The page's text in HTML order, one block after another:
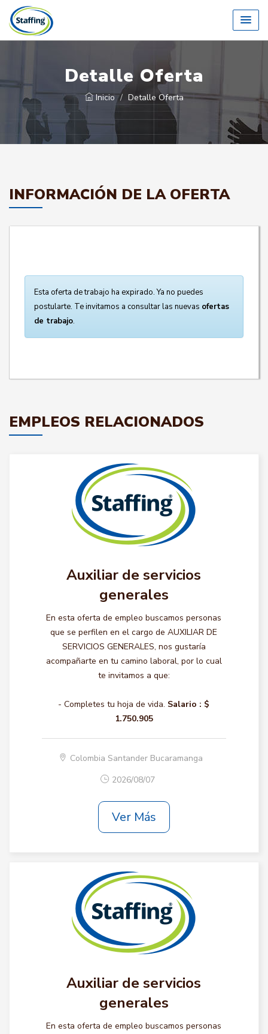
Detalle Oferta
Inicio Detalle Oferta
INFORMACIÓN DE LA OFERTA
Esta oferta de trabajo ha expirado. Ya no puedes
postularte. Te invitamos a consultar las nuevas ofertas
de trabajo.
EMPLEOS RELACIONADOS
Auxiliar de servicios
generales
En esta oferta de empleo buscamos personas
que se perfilen en el cargo de AUXILIAR DE
SERVICIOS GENERALES, nos gustaría
acompañarte en tu camino laboral, por lo cual
te invitamos a que:
- Completes tu hoja de vida. Salario : $
1.750.905
Colombia Santander Bucaramanga
2026/08/07
Ver Más
Auxiliar de servicios
generales
En esta oferta de empleo buscamos personas